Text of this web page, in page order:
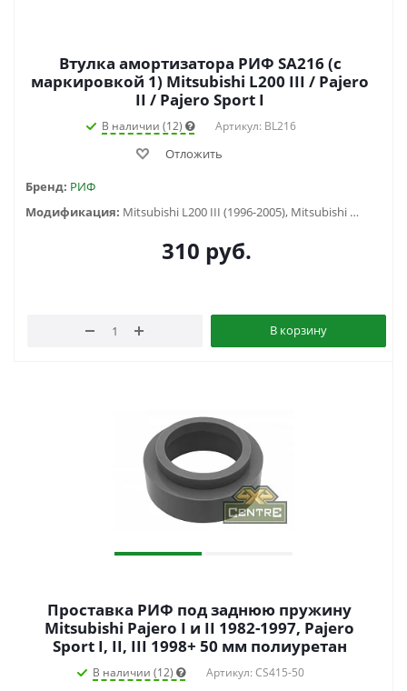
Втулка амортизатора РИФ SA216 (с
маркировкой 1) Mitsubishi L200 III / Pajero
II / Pajero Sport I
В наличии (12) Артикул: BL216
Отложить
Бренд: РИФ
Модификация:
Mitsubishi L200 III (1996-2005), Mitsubishi Pajero II (1991-1999) , Mitsubishi Pajero Sport I (1998-2006)
310 руб.
В корзину
Проставка РИФ под заднюю пружину
Mitsubishi Pajero I и II 1982-1997, Pajero
Sport I, II, III 1998+ 50 мм полиуретан
В наличии (12) Артикул: CS415-50